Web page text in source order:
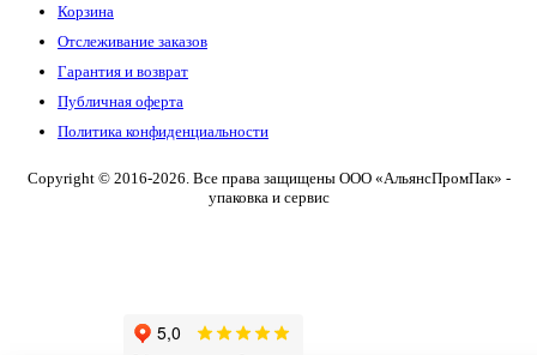
Корзина
Отслеживание заказов
Гарантия и возврат
Публичная оферта
Политика конфиденциальности
Copyright © 2016-2026. Все права защищены ООО «АльянсПромПак» -
упаковка и сервис